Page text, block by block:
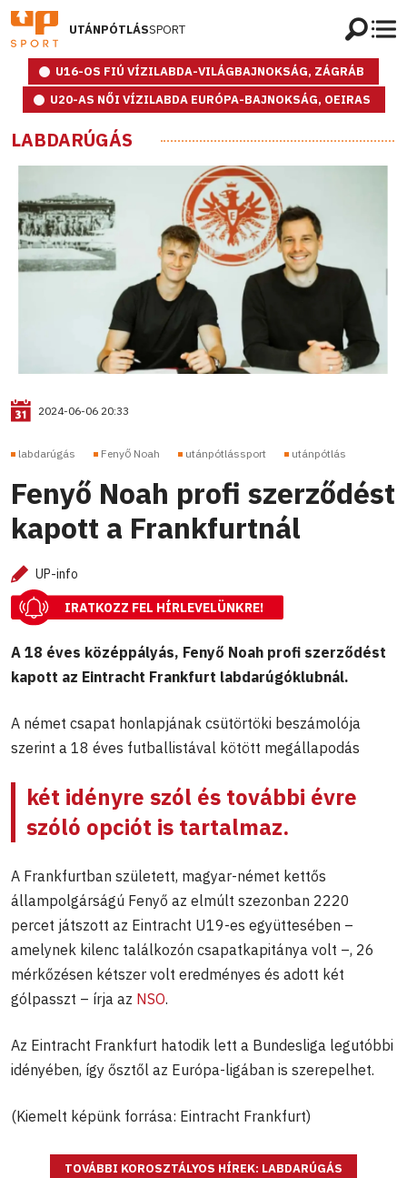
UTÁNPÓTLÁSSPORT
U16-OS FIÚ VÍZILABDA-VILÁGBAJNOKSÁG, ZÁGRÁB
U20-AS NŐI VÍZILABDA EURÓPA-BAJNOKSÁG, OEIRAS
LABDARÚGÁS
2024-06-06 20:33
labdarúgás Fenyő Noah utánpótlássport utánpótlás
Fenyő Noah profi szerződést
kapott a Frankfurtnál
UP-info
IRATKOZZ FEL HÍRLEVELÜNKRE!
A 18 éves középpályás, Fenyő Noah profi szerződést
kapott az Eintracht Frankfurt labdarúgóklubnál.
A német csapat honlapjának csütörtöki beszámolója
szerint a 18 éves futballistával kötött megállapodás
két idényre szól és további évre
szóló opciót is tartalmaz.
A Frankfurtban született, magyar-német kettős
állampolgárságú Fenyő az elmúlt szezonban 2220
percet játszott az Eintracht U19-es együttesében –
amelynek kilenc találkozón csapatkapitánya volt –, 26
mérkőzésen kétszer volt eredményes és adott két
gólpasszt – írja az NSO.
Az Eintracht Frankfurt hatodik lett a Bundesliga legutóbbi
idényében, így ősztől az Európa-ligában is szerepelhet.
(Kiemelt képünk forrása: Eintracht Frankfurt)
TOVÁBBI KOROSZTÁLYOS HÍREK: LABDARÚGÁS